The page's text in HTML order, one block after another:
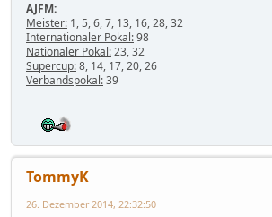
AJFM:
Meister: 1, 5, 6, 7, 13, 16, 28, 32
Internationaler Pokal:98
Nationaler Pokal:23, 32
Supercup:8, 14, 17, 20, 26
Verbandspokal:39
TommyK
26. Dezember 2014, 22:32:50